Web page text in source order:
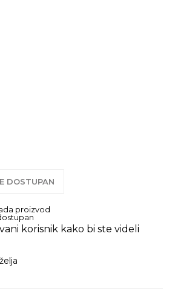
DOSTUPAN
proizvod
korisnik kako bi ste videli